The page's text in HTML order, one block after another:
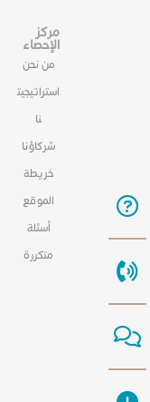
مركز
الإحصاء
من نحن
استراتيجيت
نا
شركاؤنا
خريطة
الموقع
أسئلة
متكررة